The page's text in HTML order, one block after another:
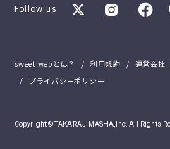
Follow us
sweet webとは？ 利用規約 運営会社
プライバシーポリシー
Copyright © TAKARAJIMASHA,Inc. All Rights